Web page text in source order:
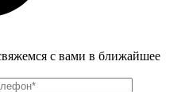
с вами в ближайшее